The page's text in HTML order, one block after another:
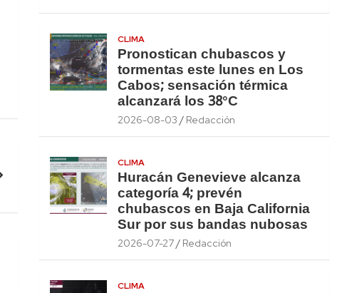
CLIMA
Pronostican chubascos y
tormentas este lunes en Los
Cabos; sensación térmica
alcanzará los 38°C
2026-08-03 Redacción
CLIMA
Huracán Genevieve alcanza
categoría 4; prevén
chubascos en Baja California
Sur por sus bandas nubosas
2026-07-27 Redacción
CLIMA